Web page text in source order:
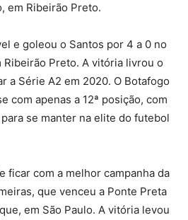
em Ribeirão Preto.
e goleou o Santos por 4 a 0 no
Ribeirão Preto. A vitória livrou o
a Série A2 em 2020. O Botafogo
com apenas a 12ª posição, com
se manter na elite do futebol
ficar com a melhor campanha da
que venceu a Ponte Preta
em São Paulo. A vitória levou